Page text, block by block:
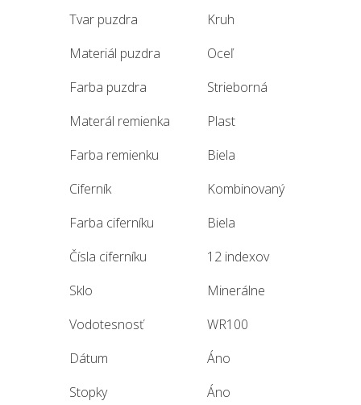
Tvar puzdra
Kruh
Materiál puzdra
Oceľ
Farba puzdra
Strieborná
Materál remienka
Plast
Farba remienku
Biela
Ciferník
Kombinovaný
Farba ciferníku
Biela
Čísla ciferníku
12 indexov
Sklo
Minerálne
Vodotesnosť
WR100
Dátum
Áno
Stopky
Áno